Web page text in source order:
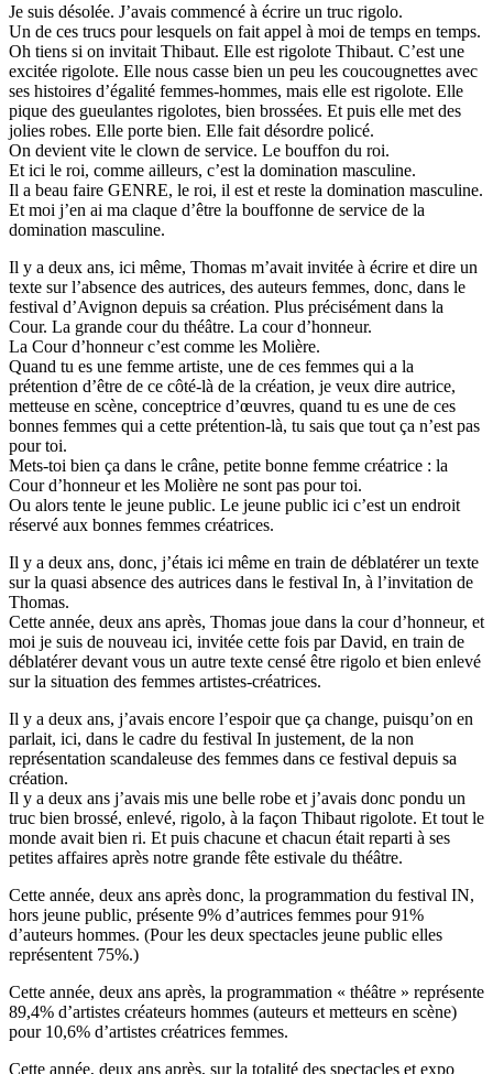
Je suis désolée. J’avais commencé à écrire un truc rigolo.
Un de ces trucs pour lesquels on fait appel à moi de temps en temps.
Oh tiens si on invitait Thibaut. Elle est rigolote Thibaut. C’est une
excitée rigolote. Elle nous casse bien un peu les coucougnettes avec
ses histoires d’égalité femmes-hommes, mais elle est rigolote. Elle
pique des gueulantes rigolotes, bien brossées. Et puis elle met des
jolies robes. Elle porte bien. Elle fait désordre policé.
On devient vite le clown de service. Le bouffon du roi.
Et ici le roi, comme ailleurs, c’est la domination masculine.
Il a beau faire GENRE, le roi, il est et reste la domination masculine.
Et moi j’en ai ma claque d’être la bouffonne de service de la
domination masculine.
Il y a deux ans, ici même, Thomas m’avait invitée à écrire et dire un
texte sur l’absence des autrices, des auteurs femmes, donc, dans le
festival d’Avignon depuis sa création. Plus précisément dans la
Cour. La grande cour du théâtre. La cour d’honneur.
La Cour d’honneur c’est comme les Molière.
Quand tu es une femme artiste, une de ces femmes qui a la
prétention d’être de ce côté-là de la création, je veux dire autrice,
metteuse en scène, conceptrice d’œuvres, quand tu es une de ces
bonnes femmes qui a cette prétention-là, tu sais que tout ça n’est pas
pour toi.
Mets-toi bien ça dans le crâne, petite bonne femme créatrice : la
Cour d’honneur et les Molière ne sont pas pour toi.
Ou alors tente le jeune public. Le jeune public ici c’est un endroit
réservé aux bonnes femmes créatrices.
Il y a deux ans, donc, j’étais ici même en train de déblatérer un texte
sur la quasi absence des autrices dans le festival In, à l’invitation de
Thomas.
Cette année, deux ans après, Thomas joue dans la cour d’honneur, et
moi je suis de nouveau ici, invitée cette fois par David, en train de
déblatérer devant vous un autre texte censé être rigolo et bien enlevé
sur la situation des femmes artistes-créatrices.
Il y a deux ans, j’avais encore l’espoir que ça change, puisqu’on en
parlait, ici, dans le cadre du festival In justement, de la non
représentation scandaleuse des femmes dans ce festival depuis sa
création.
Il y a deux ans j’avais mis une belle robe et j’avais donc pondu un
truc bien brossé, enlevé, rigolo, à la façon Thibaut rigolote. Et tout le
monde avait bien ri. Et puis chacune et chacun était reparti à ses
petites affaires après notre grande fête estivale du théâtre.
Cette année, deux ans après donc, la programmation du festival IN,
hors jeune public, présente 9% d’autrices femmes pour 91%
d’auteurs hommes. (Pour les deux spectacles jeune public elles
représentent 75%.)
Cette année, deux ans après, la programmation « théâtre » représente
89,4% d’artistes créateurs hommes (auteurs et metteurs en scène)
pour 10,6% d’artistes créatrices femmes.
Cette année, deux ans après, sur la totalité des spectacles et expo